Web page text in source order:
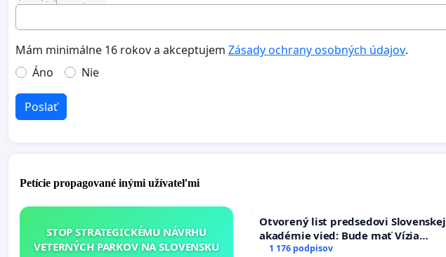
Mám minimálne 16 rokov a akceptujem Zásady ochrany osobných údajov.
Áno
Nie
Poslať
Petície propagované inými užívateľmi
STOP STRATEGICKÉMU NÁVRHU
VETERNÝCH PARKOV NA SLOVENSKU
Otvorený list predsedovi Slovenskej
akadémie vied: Bude mať Vízia
Slovenska 2040 mravnú chrbticu?
1 176 podpisov